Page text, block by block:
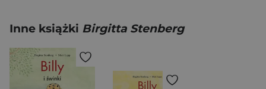
Inne książki Birgitta Stenberg